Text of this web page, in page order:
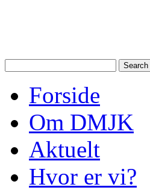
Forside
Om DMJK
Aktuelt
Hvor er vi?